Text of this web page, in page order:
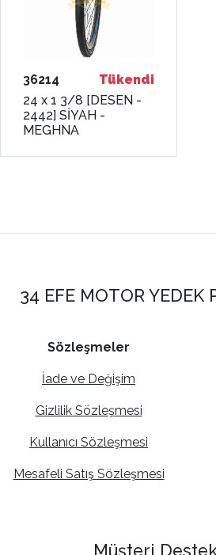
36214
Tükendi
24 x 1 3/8 [DESEN -
2442] SİYAH -
MEGHNA
34 EFE MOTOR YEDEK
Sözleşmeler
İade ve Değişim
Gizlilik Sözleşmesi
Kullanıcı Sözleşmesi
Mesafeli Satış Sözleşmesi
Müşteri